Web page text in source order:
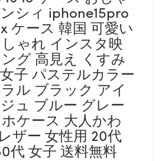
シィ iphone15pro
ケース 韓国 可愛い
ゃれ インスタ映
グ 高見え くすみ
子 パステルカラー
ル ブラック アイ
ュ ブルー グレー
ケース 大人かわ
ザー 女性用 20代
代 女子 送料無料